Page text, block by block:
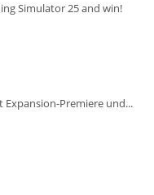
Simulator 25 and win!
Expansion-Premiere und...